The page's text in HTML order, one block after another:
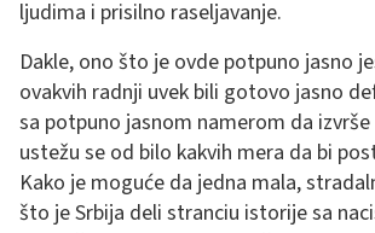
ljudima i prisilno raseljavanje.
Dakle, ono što je ovde potpuno jasno
ovakvih radnji uvek bili gotovo jasno
sa potpuno jasnom namerom da
ustežu se od bilo kakvih mera da bi
Kako je moguće da jedna mala,
što je Srbija deli stranciu istorije sa